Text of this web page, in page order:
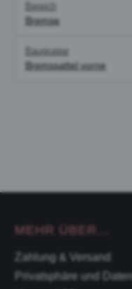
Bereich
Bremse
Baugruppe
Bremssattel vorne
MEHR ÜBER...
Zahlung & Versand
Privatsphäre und